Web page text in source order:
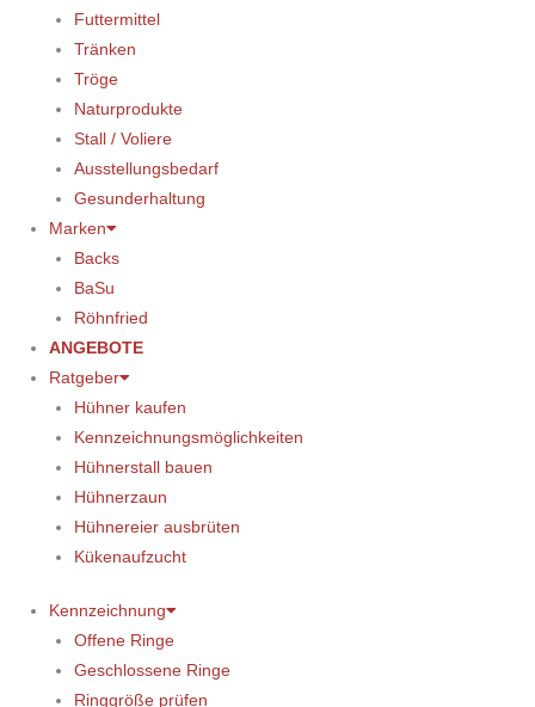
Futtermittel
Tränken
Tröge
Naturprodukte
Stall / Voliere
Ausstellungsbedarf
Gesunderhaltung
Marken
Backs
BaSu
Röhnfried
ANGEBOTE
Ratgeber
Hühner kaufen
Kennzeichnungsmöglichkeiten
Hühnerstall bauen
Hühnerzaun
Hühnereier ausbrüten
Kükenaufzucht
Kennzeichnung
Offene Ringe
Geschlossene Ringe
Ringgröße prüfen